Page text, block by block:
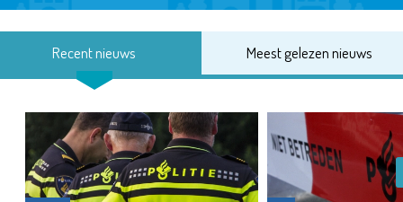
Recent nieuws Meest gelezen nieuws